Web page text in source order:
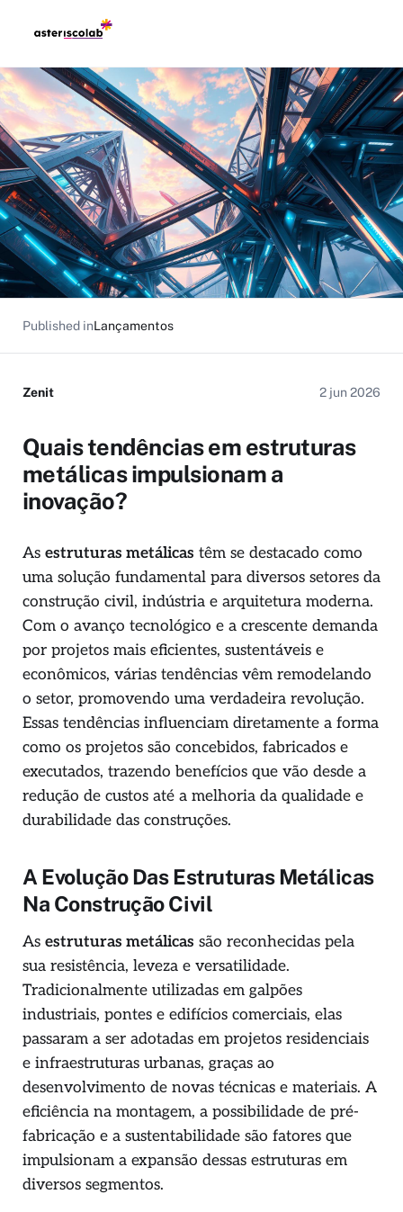
Published inLançamentos
Zenit 2 jun 2026
Quais tendências em estruturas
metálicas impulsionam a
inovação?
As estruturas metálicas têm se destacado como
uma solução fundamental para diversos setores da
construção civil, indústria e arquitetura moderna.
Com o avanço tecnológico e a crescente demanda
por projetos mais eficientes, sustentáveis e
econômicos, várias tendências vêm remodelando
o setor, promovendo uma verdadeira revolução.
Essas tendências influenciam diretamente a forma
como os projetos são concebidos, fabricados e
executados, trazendo benefícios que vão desde a
redução de custos até a melhoria da qualidade e
durabilidade das construções.
A Evolução Das Estruturas Metálicas
Na Construção Civil
As estruturas metálicas são reconhecidas pela
sua resistência, leveza e versatilidade.
Tradicionalmente utilizadas em galpões
industriais, pontes e edifícios comerciais, elas
passaram a ser adotadas em projetos residenciais
e infraestruturas urbanas, graças ao
desenvolvimento de novas técnicas e materiais. A
eficiência na montagem, a possibilidade de pré-
fabricação e a sustentabilidade são fatores que
impulsionam a expansão dessas estruturas em
diversos segmentos.